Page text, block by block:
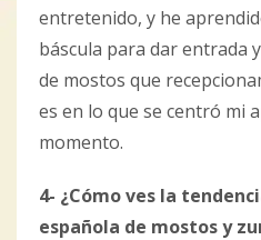
entretenido, y he
báscula para dar entrada
de mostos que
es en lo que se centró mi
momento.
4- ¿Cómo ves la
española de mostos y